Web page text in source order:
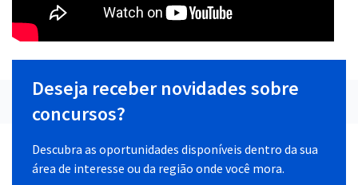
Deseja receber novidades sobre
concursos?
Descubra as oportunidades disponíveis dentro da sua
área de interesse ou da região onde você mora.